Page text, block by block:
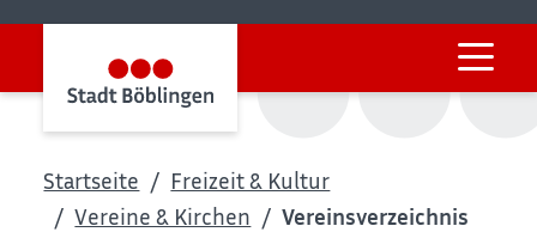
Startseite
Freizeit & Kultur
Vereine & Kirchen
Vereinsverzeichnis